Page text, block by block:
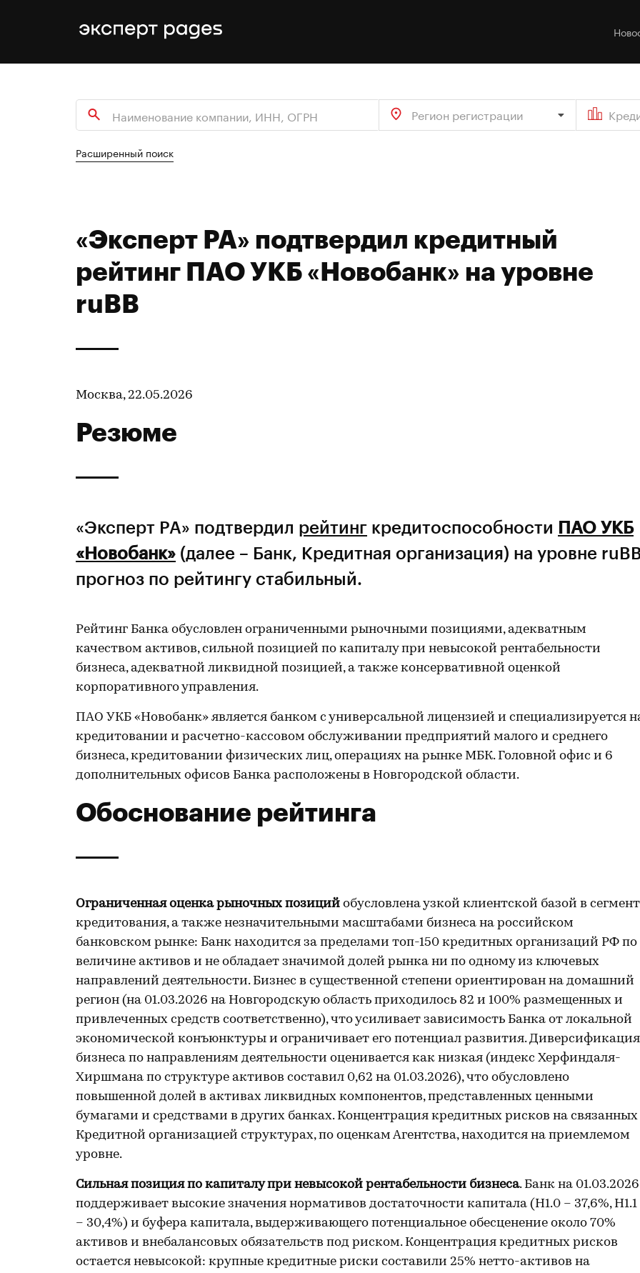
Регион регистрации
Расширенный поиск
«Эксперт РА» подтвердил кредитный
рейтинг ПАО УКБ «Новобанк» на уровне
ruBB
Москва, 22.05.2026
Резюме
«Эксперт РА» подтвердил рейтинг кредитоспособности ПАО УКБ
«Новобанк» (далее – Банк, Кредитная организация) на уровне
прогноз по рейтингу стабильный.
Рейтинг Банка обусловлен ограниченными рыночными позициями, адекватным
качеством активов, сильной позицией по капиталу при невысокой рентабельности
бизнеса, адекватной ликвидной позицией, а также консервативной оценкой
корпоративного управления.
ПАО УКБ «Новобанк» является банком с универсальной лицензией и специализируется
кредитовании и расчетно-кассовом обслуживании предприятий малого и среднего
бизнеса, кредитовании физических лиц, операциях на рынке МБК. Головной офис и 6
дополнительных офисов Банка расположены в Новгородской области.
Обоснование рейтинга
Ограниченная оценка рыночных позиций обусловлена узкой клиентской базой в
кредитования, а также незначительными масштабами бизнеса на российском
банковском рынке: Банк находится за пределами топ-150 кредитных организаций РФ по
величине активов и не обладает значимой долей рынка ни по одному из ключевых
направлений деятельности. Бизнес в существенной степени ориентирован на домашний
регион (на 01.03.2026 на Новгородскую область приходилось 82 и 100% размещенных и
привлеченных средств соответственно), что усиливает зависимость Банка от локальной
экономической конъюнктуры и ограничивает его потенциал развития. Диверсификация
бизнеса по направлениям деятельности оценивается как низкая (индекс Херфиндаля-
Хиршмана по структуре активов составил 0,62 на 01.03.2026), что обусловлено
повышенной долей в активах ликвидных компонентов, представленных ценными
бумагами и средствами в других банках. Концентрация кредитных рисков на связанных
Кредитной организацией структурах, по оценкам Агентства, находится на приемлемом
уровне.
Сильная позиция по капиталу при невысокой рентабельности бизнеса. Банк на 01.03.2026
поддерживает высокие значения нормативов достаточности капитала (Н1.0 – 37,6%, Н1.1
– 30,4%) и буфера капитала, выдерживающего потенциальное обесценение около 70%
активов и внебалансовых обязательств под риском. Концентрация кредитных рисков
остается невысокой: крупные кредитные риски составили 25% нетто-активов на